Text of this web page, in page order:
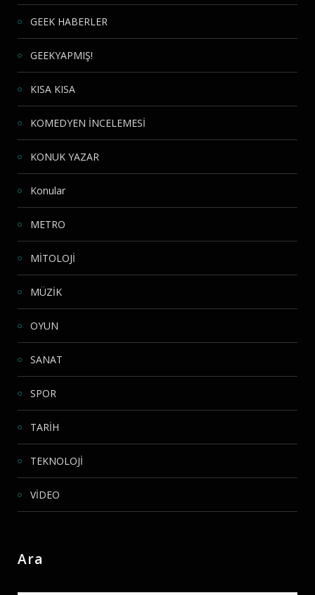
GEEK HABERLER
GEEKYAPMIŞ!
KISA KISA
KOMEDYEN İNCELEMESİ
KONUK YAZAR
Konular
METRO
MİTOLOJİ
MÜZİK
OYUN
SANAT
SPOR
TARİH
TEKNOLOJİ
VİDEO
Ara